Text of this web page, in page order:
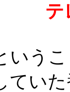
テレ
う
てい